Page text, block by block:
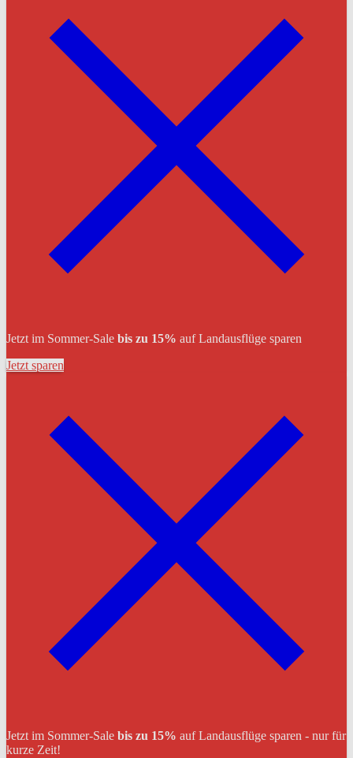
Jetzt im Sommer-Sale bis zu 15% auf Landausflüge sparen
Jetzt sparen
Jetzt im Sommer-Sale bis zu 15% auf Landausflüge sparen - nur für
kurze Zeit!